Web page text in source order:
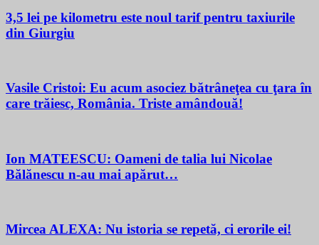
3,5 lei pe kilometru este noul tarif pentru taxiurile
din Giurgiu
Vasile Cristoi: Eu acum asociez bătrâneţea cu ţara în
care trăiesc, România. Triste amândouă!
Ion MATEESCU: Oameni de talia lui Nicolae
Bălănescu n-au mai apărut…
Mircea ALEXA: Nu istoria se repetă, ci erorile ei!